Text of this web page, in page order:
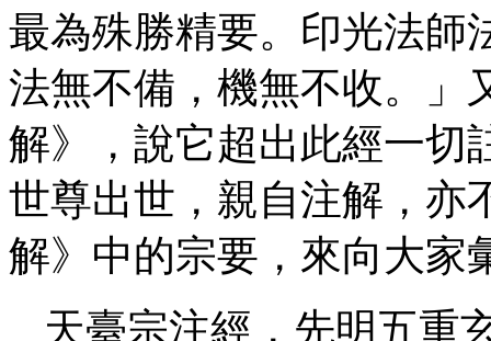
最為殊勝精要。印光法師
法無不備，機無不收。」
解》，說它超出此經一切
世尊出世，親自注解，亦
解》中的宗要，來向大家
天臺宗注經，先明五重